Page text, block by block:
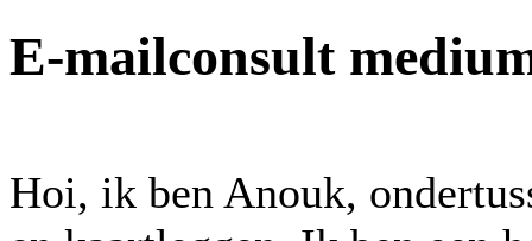
E-mailconsult
Hoi, ik ben Anouk,